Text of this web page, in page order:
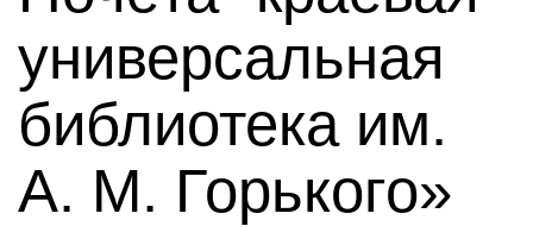
универсальная
библиотека им.
А. М. Горького»